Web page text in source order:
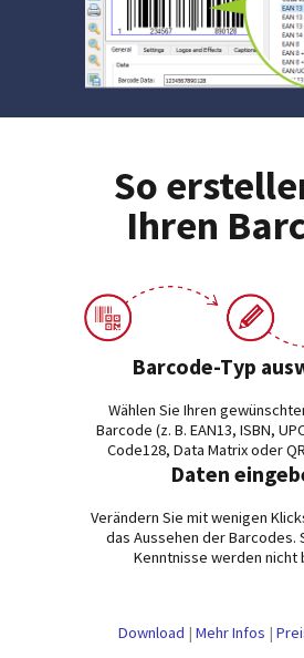
So
Ihren
Barcode-Typ
Wählen Sie Ihren
Barcode (z. B. EAN13, ISBN,
Code128, Data Matrix oder
Daten
Verändern Sie mit wenigen
das Aussehen der Barcodes.
Kenntnisse werden nicht
Download | Mehr Infos |